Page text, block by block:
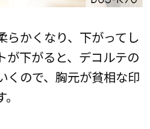
らかくなり、下がってし
が下がると、デコルテの
くので、胸元が貧相な印